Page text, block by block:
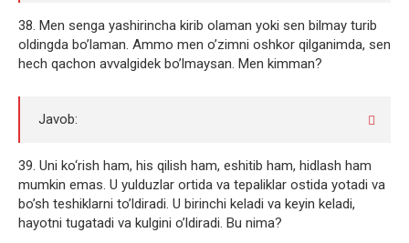
38. Men senga yashirincha kirib olaman yoki sen bilmay turib
oldingda bo’laman. Ammo men o’zimni oshkor qilganimda, sen
hech qachon avvalgidek bo’lmaysan. Men kimman?
Javob:
39. Uni ko‘rish ham, his qilish ham, eshitib ham, hidlash ham
mumkin emas. U yulduzlar ortida va tepaliklar ostida yotadi va
bo’sh teshiklarni to’ldiradi. U birinchi keladi va keyin keladi,
hayotni tugatadi va kulgini o’ldiradi. Bu nima?